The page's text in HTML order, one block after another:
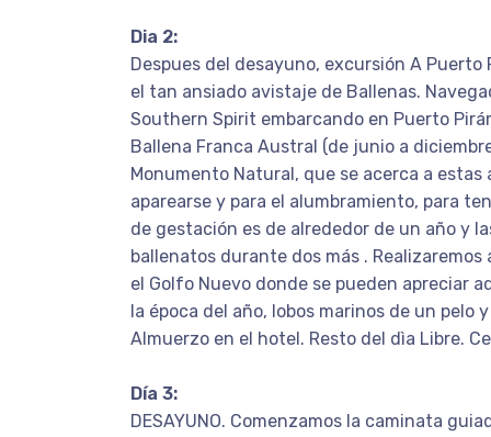
Dia 2:
Despues del desayuno, excursión A Puerto
el tan ansiado avistaje de Ballenas.
Southern Spirit embarcando en Puerto
Ballena Franca Austral (de junio a
Monumento Natural, que se acerca a
aparearse y para el alumbramiento, para
de gestación es de alrededor de un año y
ballenatos durante dos más .
el Golfo Nuevo donde se pueden apreciar
la época del año, lobos marinos de un pelo
Almuerzo en el hotel. Resto del dìa Libre.
Día 3:
DESAYUNO. Comenzamos la caminata